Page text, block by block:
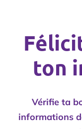
ton
Vérifie ta
informations